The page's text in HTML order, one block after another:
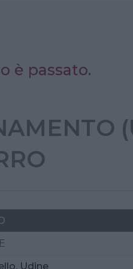
è passato.
Udine